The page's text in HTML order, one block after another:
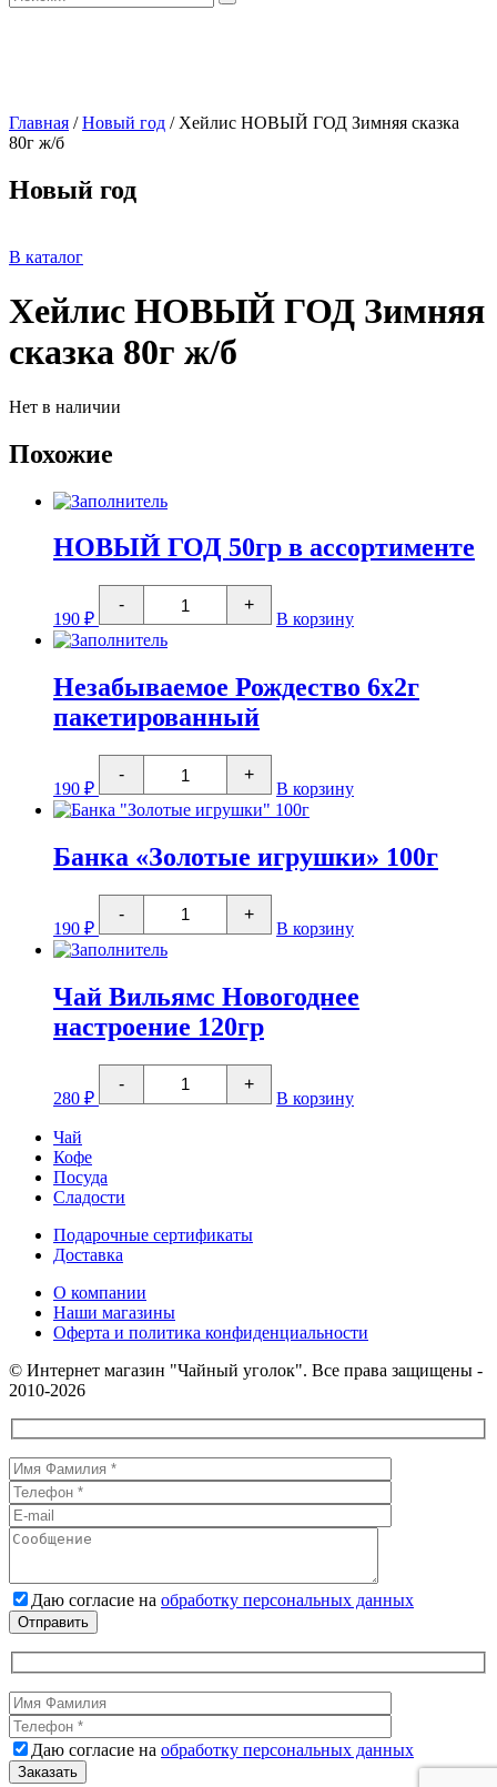
Главная /Новый год / Хейлис НОВЫЙ ГОД Зимняя сказка
80г ж/б
Новый год
В каталог
Хейлис НОВЫЙ ГОД Зимняя
сказка 80г ж/б
Нет в наличии
Похожие
НОВЫЙ ГОД 50гр в ассортименте
190 ₽
-
Количество
товара
НОВЫЙ
ГОД
в
ассортименте
+
В корзину
Незабываемое Рождество 6х2г
пакетированный
190 ₽
-
Количество
товара
Незабываемое
Рождество
пакетированный
+
В корзину
Банка «Золотые игрушки» 100г
190 ₽
-
Количество
товара
Банка
"Золотые
100г
+
В корзину
Чай Вильямс Новогоднее
настроение 120гр
280 ₽
-
Количество
товара
Чай
+
В корзину
Чай
Кофе
Посуда
Сладости
Подарочные сертификаты
Доставка
О компании
Наши магазины
Оферта и политика конфиденциальности
© Интернет магазин "Чайный уголок". Все права защищены -
2010-2026
Даю согласие на обработку персональных данных
Даю согласие на обработку персональных данных